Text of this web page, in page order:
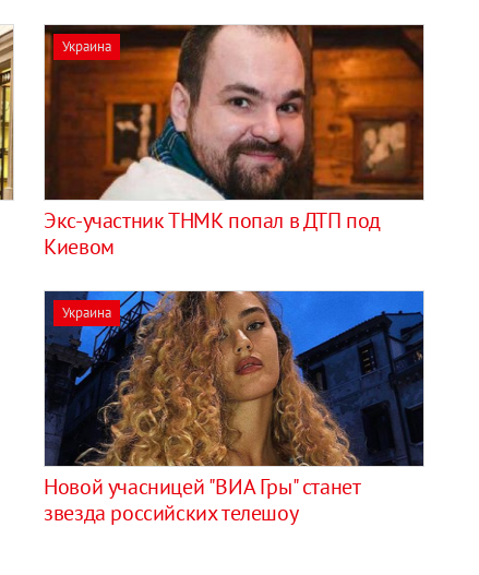
Украина
Экс-участник ТНМК попал в ДТП под
Киевом
Украина
Новой учасницей "ВИА Гры" станет
звезда российских телешоу